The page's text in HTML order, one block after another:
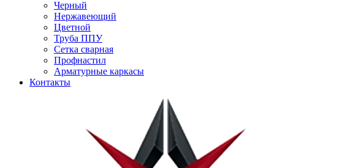
Черный
Нержавеющий
Цветной
Труба ППУ
Сетка сварная
Профнастил
Арматурные каркасы
Контакты